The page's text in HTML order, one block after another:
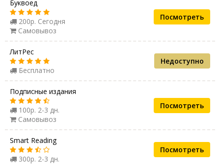
Буквоед
200р. Сегодня
Самовывоз
Посмотреть
ЛитРес
Бесплатно
Недоступно
Подписные издания
100р. 2-3 дн.
Самовывоз
Посмотреть
Smart Reading
300р. 2-3 дн.
Посмотреть